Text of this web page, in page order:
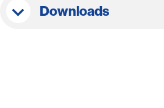
Downloads